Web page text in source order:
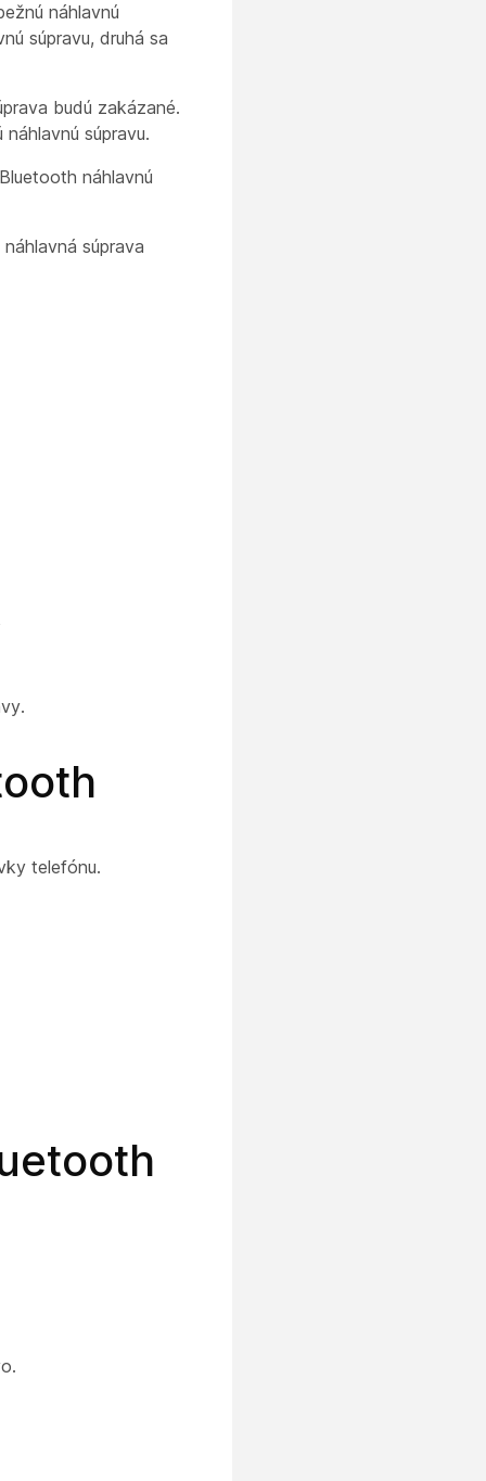
náhlavnú
súpravu, druhá sa
budú zakázané.
súpravu.
náhlavnú
súprava
telefónu.